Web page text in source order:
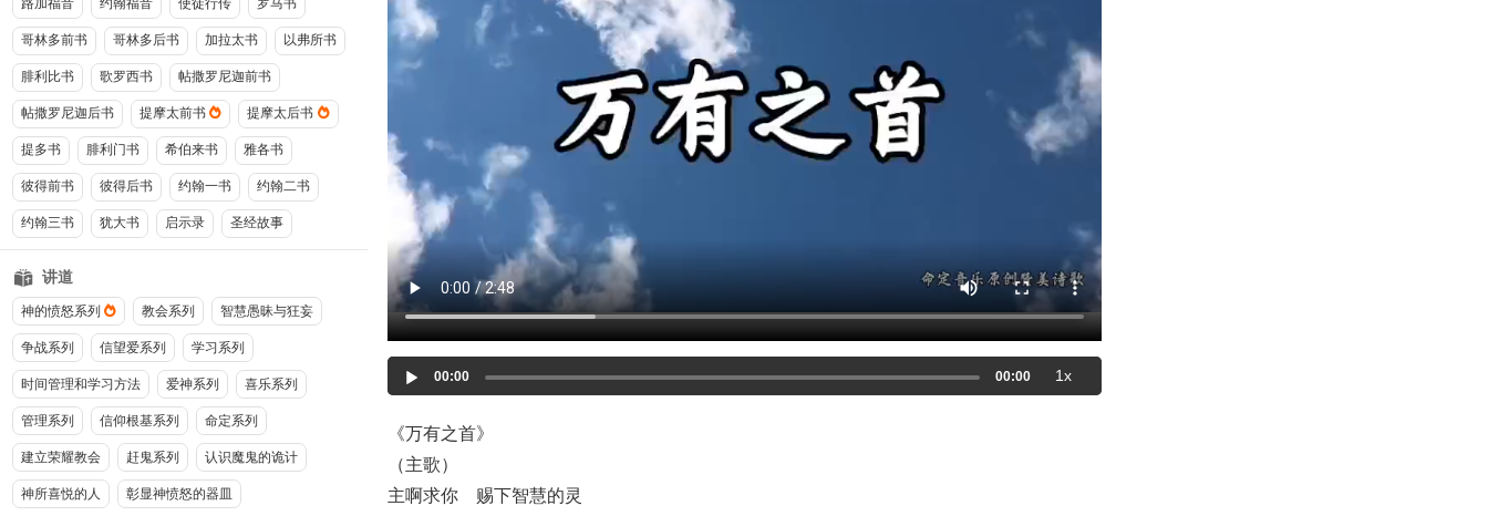
路加福音 约翰福音 使徒行传 罗马书
哥林多前书 哥林多后书 加拉太书 以弗所书
腓利比书 歌罗西书 帖撒罗尼迦前书
帖撒罗尼迦后书 提摩太前书 提摩太后书
提多书 腓利门书 希伯来书 雅各书
彼得前书 彼得后书 约翰一书 约翰二书
约翰三书 犹大书 启示录 圣经故事
讲道
神的愤怒系列 教会系列 智慧愚昧与狂妄
争战系列 信望爱系列 学习系列
时间管理和学习方法 爱神系列 喜乐系列
管理系列 信仰根基系列 命定系列
建立荣耀教会 赶鬼系列 认识魔鬼的诡计
神所喜悦的人 彰显神愤怒的器皿
Audio
Player
00:00 00:00 1x
《万有之首》
（主歌）
主啊求你 赐下智慧的灵